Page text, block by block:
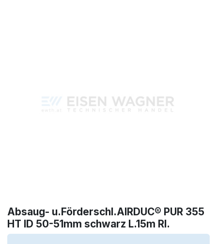
Absaug- u.Förderschl.AIRDUC® PUR 355
HT ID 50-51mm schwarz L.15m Rl.